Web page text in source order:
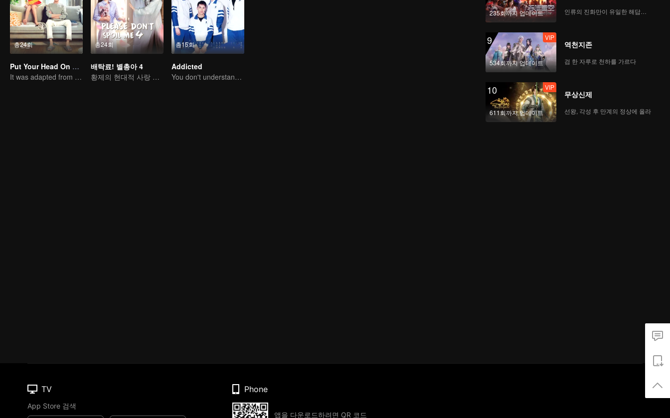
총24회
Put Your Head On My Shoulder (Eng Dub)
It was adapted from the same series of novels as "A Love so Beautiful"
총24회
배탁료! 별총아 4
황제의 현대적 사랑 추격기
총15회
Addicted
You don't understand, It's also love
235회까지 업데이트 인류의 진화만이 유일한 해답이다
9
534회까지 업데이트
VIP
역천지존
검 한 자루로 천하를 가르다
10
611회까지 업데이트
VIP
무상신제
선왕, 각성 후 만계의 정상에 올라
TV
App Store 검색
Phone
앱을 다운로드하려면 QR 코드